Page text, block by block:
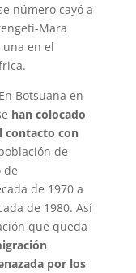
número cayó a
Mara
en el
Botsuana en
han colocado
contacto con
de
de
de 1970 a
de 1980. Así
que queda
por los